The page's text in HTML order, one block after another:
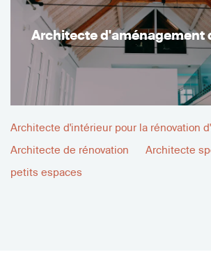
Architecte d'aménagement
Architecte d'intérieur pour la rénovation
Architecte de rénovation
Architecte
petits espaces